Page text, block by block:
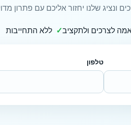
ונציג שלנו יחזור אליכם עם פתרון
לצרכים ולתקציב ללא התחייבות
טלפון